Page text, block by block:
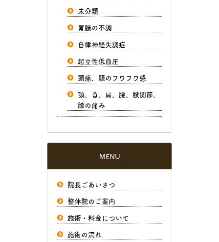
未分類
胃腸の不調
自律神経失調症
起立性低血圧
頭痛、頭のフワフワ感
顎、首、肩、腰、股関節、
膝の痛み
MENU
院長ごあいさつ
整体院のご案内
施術・料金について
施術の流れ